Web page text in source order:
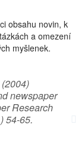
obsahu novin, k
a omezení
myšlenek.
newspaper
Research
54-65.